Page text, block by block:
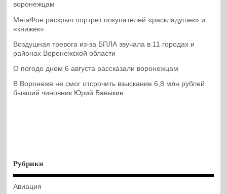
воронежцам
МегаФон раскрыл портрет покупателей «раскладушек» и
«книжек»
Воздушная тревога из-за БПЛА звучала в 11 городах и
районах Воронежской области
О погоде днем 6 августа рассказали воронежцам
В Воронеже не смог отсрочить взыскание 6,8 млн рублей
бывший чиновник Юрий Бавыкин
Рубрики
Авиация